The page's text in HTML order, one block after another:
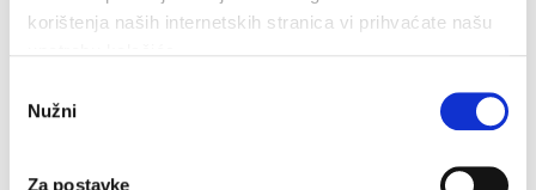
korištenja naših internetskih stranica vi prihvaćate našu
pristanka
Nužni
Za postavke